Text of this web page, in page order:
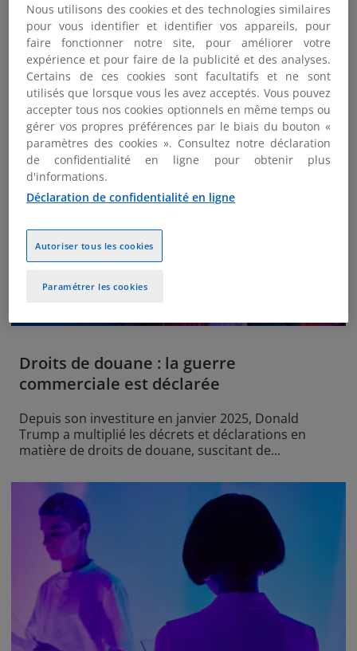
VOS ENJEUX
Droits de douane : la guerre
commerciale est déclarée
Depuis son investiture en janvier 2025, Donald
Trump a multiplié les décrets et déclarations en
matière de droits de douane, suscitant de...
Nous utilisons des cookies et des technologies similaires
pour vous identifier et identifier vos appareils, pour
faire fonctionner notre site, pour améliorer votre
expérience et pour faire de la publicité et des analyses.
Certains de ces cookies sont facultatifs et ne sont
utilisés que lorsque vous les avez acceptés. Vous pouvez
accepter tous nos cookies optionnels en même temps ou
gérer vos propres préférences par le biais du bouton «
paramètres des cookies ». Consultez notre déclaration
de confidentialité en ligne pour obtenir plus
d'informations.
Déclaration de confidentialité en ligne
Paramétrer les cookies
Autoriser tous les cookies